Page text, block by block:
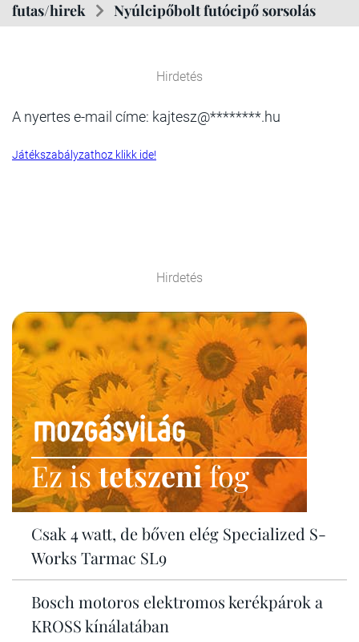
futas/hirek Nyúlcipőbolt futócipő sorsolás
Hirdetés
A nyertes e-mail címe: kajtesz@********.hu
Játékszabályzathoz klikk ide!
Hirdetés
Ez istetszenifog
Csak 4 watt, de bőven elég Specialized S-
Works Tarmac SL9
Bosch motoros elektromos kerékpárok a
KROSS kínálatában